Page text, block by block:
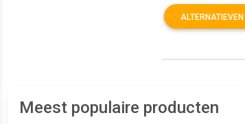
ALTERNATIEVEN
Meest populaire producten